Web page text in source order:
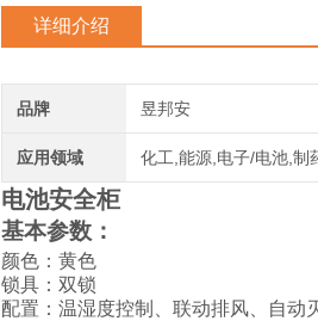
详细介绍
品牌 昱邦安
应用领域 化工,能源,电子/电池,制
电池安全柜
基本参数：
颜色：黄色
锁具：双锁
配置：温湿度控制、联动排风、自动